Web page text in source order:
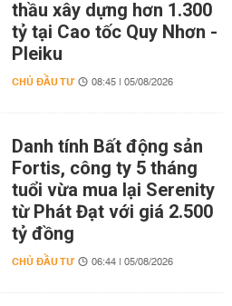
thầu xây dựng hơn 1.300
tỷ tại Cao tốc Quy Nhơn -
Pleiku
CHỦ ĐẦU TƯ 08:45 | 05/08/2026
Danh tính Bất động sản
Fortis, công ty 5 tháng
tuổi vừa mua lại Serenity
từ Phát Đạt với giá 2.500
tỷ đồng
CHỦ ĐẦU TƯ 06:44 | 05/08/2026